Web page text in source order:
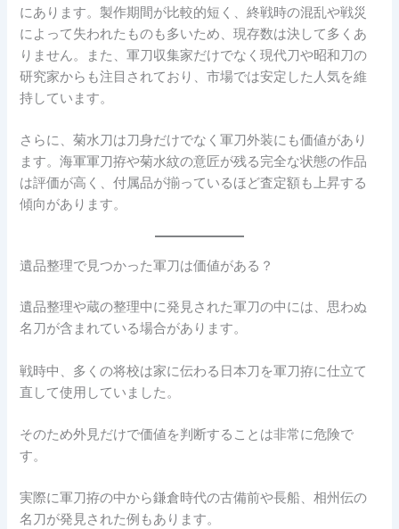
にあります。製作期間が比較的短く、終戦時の混乱や戦災
によって失われたものも多いため、現存数は決して多くあ
りません。また、軍刀収集家だけでなく現代刀や昭和刀の
研究家からも注目されており、市場では安定した人気を維
持しています。
さらに、菊水刀は刀身だけでなく軍刀外装にも価値があり
ます。海軍軍刀拵や菊水紋の意匠が残る完全な状態の作品
は評価が高く、付属品が揃っているほど査定額も上昇する
傾向があります。
遺品整理で見つかった軍刀は価値がある？
遺品整理や蔵の整理中に発見された軍刀の中には、思わぬ
名刀が含まれている場合があります。
戦時中、多くの将校は家に伝わる日本刀を軍刀拵に仕立て
直して使用していました。
そのため外見だけで価値を判断することは非常に危険で
す。
実際に軍刀拵の中から鎌倉時代の古備前や長船、相州伝の
名刀が発見された例もあります。